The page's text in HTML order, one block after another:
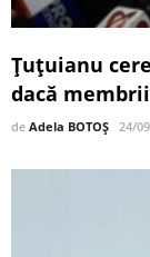
Ţuţuianu
dacă
de Adela BOTOȘ 24/